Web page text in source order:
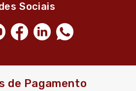
Sociais
de Pagamento